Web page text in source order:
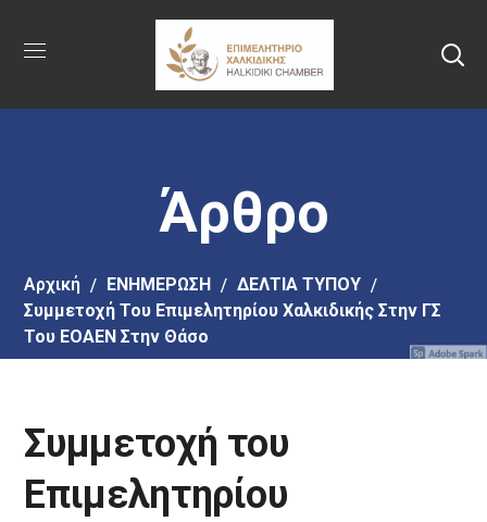
στο
περιεχόμενο
Άρθρο
Αρχική EΝΗΜΕΡΩΣΗ
ΔΕΛΤΙΑ ΤΥΠΟΥ
Συμμετοχή Του Επιμελητηρίου Χαλκιδικής Στην ΓΣ
Του ΕΟΑΕΝ Στην Θάσο
Συμμετοχή του
Επιμελητηρίου